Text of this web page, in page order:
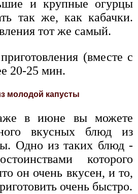
и крупные огурцы
так же, как кабачки.
тот же самый.
(вместе с
20-25 мин.
молодой капусты
в июне вы можете
вкусных блюд из
Одно из таких блюд -
которого
он очень вкусен, и то,
очень быстро.